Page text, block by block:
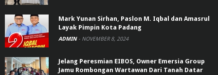
Mark Yunan Sirhan, Paslon M. Iqbal dan Amasrul
Layak Pimpin Kota Padang
ADMIN - NOVEMBER 8, 2024
Jelang Peresmian EIBOS, Owner Emersia Group
Jamu Rombongan Wartawan Dari Tanah Datar